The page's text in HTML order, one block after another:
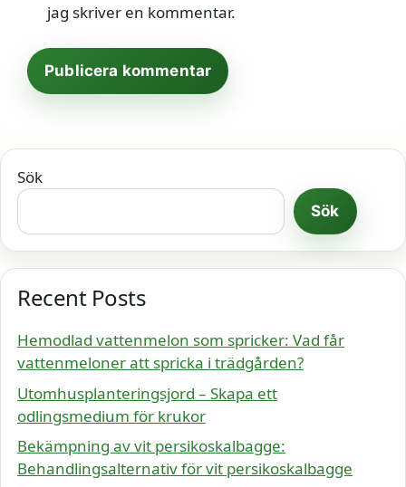
jag skriver en kommentar.
Sök
Sök
Recent Posts
Hemodlad vattenmelon som spricker: Vad får
vattenmeloner att spricka i trädgården?
Utomhusplanteringsjord – Skapa ett
odlingsmedium för krukor
Bekämpning av vit persikoskalbagge:
Behandlingsalternativ för vit persikoskalbagge